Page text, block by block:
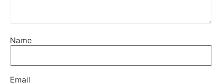
Name
Email